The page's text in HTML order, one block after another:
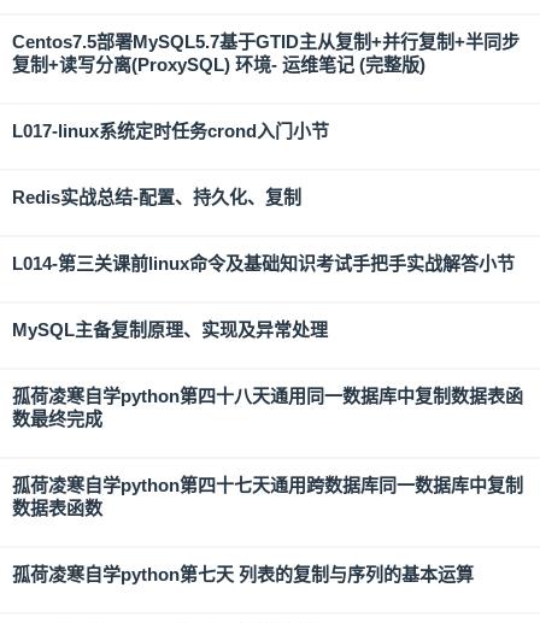
Centos7.5部署MySQL5.7基于GTID主从复制+并行复制+半同步
复制+读写分离(ProxySQL) 环境- 运维笔记 (完整版)
L017-linux系统定时任务crond入门小节
Redis实战总结-配置、持久化、复制
L014-第三关课前linux命令及基础知识考试手把手实战解答小节
MySQL主备复制原理、实现及异常处理
孤荷凌寒自学python第四十八天通用同一数据库中复制数据表函
数最终完成
孤荷凌寒自学python第四十七天通用跨数据库同一数据库中复制
数据表函数
孤荷凌寒自学python第七天 列表的复制与序列的基本运算